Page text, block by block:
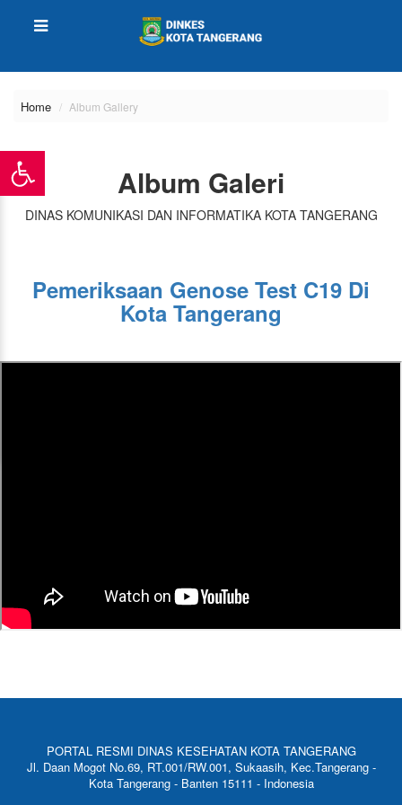
Home Album Gallery
Album Galeri
DINAS KOMUNIKASI DAN INFORMATIKA KOTA TANGERANG
Pemeriksaan Genose Test C19 Di
Kota Tangerang
PORTAL RESMI DINAS KESEHATAN KOTA TANGERANG
Jl. Daan Mogot No.69, RT.001/RW.001, Sukaasih, Kec.Tangerang -
Kota Tangerang - Banten 15111 - Indonesia